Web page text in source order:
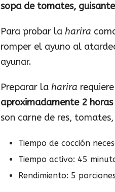
sopa de tomates,
Para probar laharira
romper el ayuno al
ayunar.
Preparar laharira
aproximadamente 2 horas
son carne de res,
Tiempo de cocción
Tiempo activo: 45
Rendimiento: 5 porciones